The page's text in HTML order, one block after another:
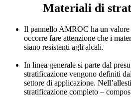
Materiali di
Il pannello AMROC ha un
occorre fare attenzione che i
siano resistenti agli alcali.
In linea generale si parte dal
stratificazione vengono definiti
settore di applicazione.
stratificazione completo –